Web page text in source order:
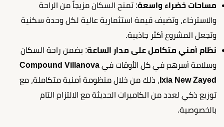
مساحات خضراء واسعة: تمنح السكان مزيجاً من الراحة
والاسترخاء، وتضيف قيمة استثمارية عالية لكل وحدة سكنية
وتجعل المشروع أكثر جاذبية.
نظام أمني متكامل على مدار الساعة: يضمن راحة السكان
وسلامة أسرهم في كل الأوقات في Compound Villanova
Ixia New Zayed ، ذلك من خلال منظومة أمنية متكاملة، مع
توزيع ذكي لعدد من الكاميرات الحديثة مع الالتزام التام
بالخصوصية.